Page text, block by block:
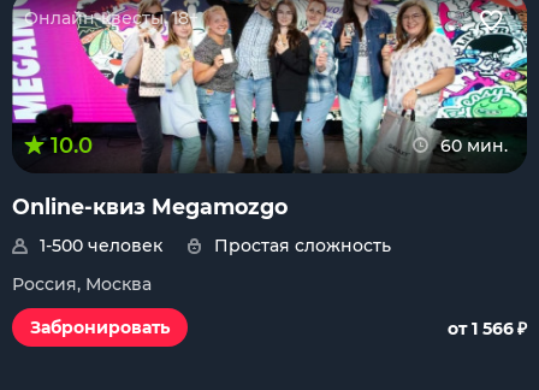
Онлайн-квесты, 18+
10.0 60 мин.
Online-квиз Megamozgo
1-500 человек
Простая сложность
Россия, Москва
Забронировать
от 1 566₽